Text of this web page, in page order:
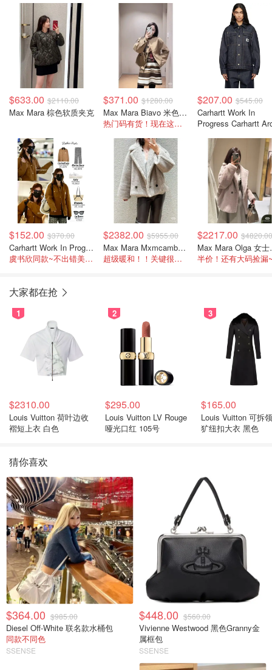
$633.00 $2110.00
Max Mara 棕色软质夹克
$371.00 $1280.00
Max Mara Biavo 米色短风衣夹克
热门码有货！现在这个季节也能穿~
$207.00 $545.00
Carhartt Work In
Progress Carhartt
$152.00 $370.00
Carhartt Work In Progress Carhartt OG Michigan 工装夹克 棕色
虞书欣同款~不出错美拉德色系
$2382.00 $5955.00
Max Mara Mxmcambusa 驼色大衣
超级暖和！！关键很貌美
$2217.00 $4820.00
Max
半价！还有大码捡漏
大家都在抢
1
$2310.00
Louis Vuitton 荷叶边收
褶短上衣 白色
2
$295.00
Louis Vuitton LV Rouge
哑光口红 105号
3
$165.00
Louis Vuitton 可拆
犷纽扣大衣 黑色
猜你喜欢
$364.00 $985.00
Diesel Off-White 联名款水桶包
同款不同色
SSENSE
$448.00 $560.00
Vivienne Westwood 黑色Granny金
属框包
SSENSE